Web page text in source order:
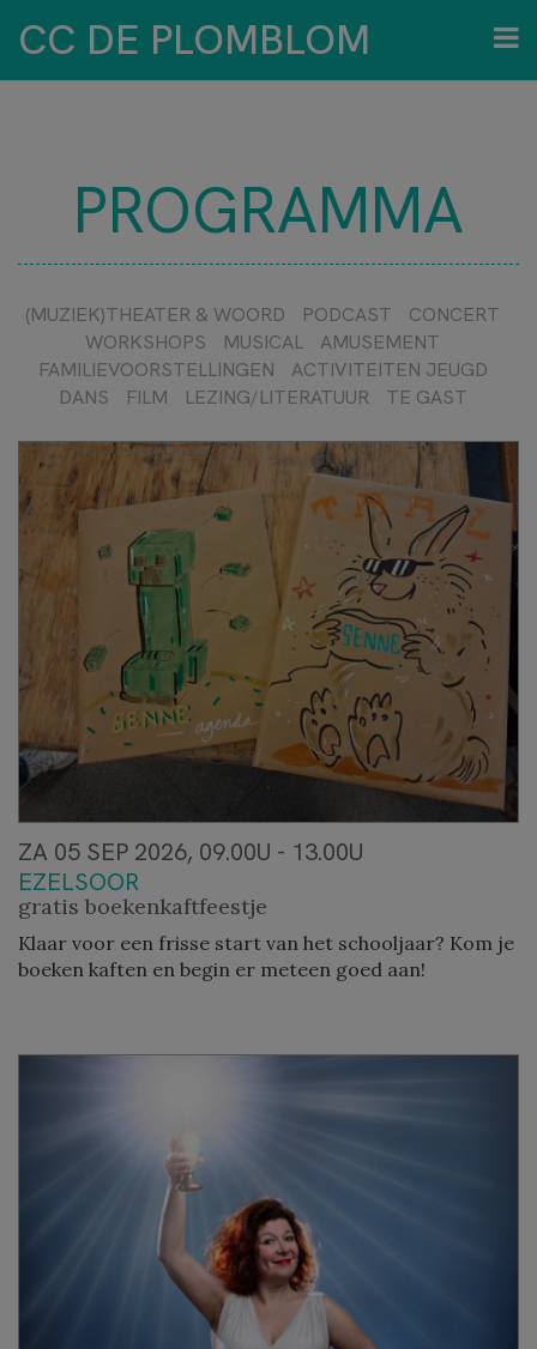
CC DE PLOMBLOM
PROGRAMMA
(MUZIEK)THEATER & WOORD PODCAST
CONCERT
WORKSHOPS
MUSICAL
AMUSEMENT
FAMILIEVOORSTELLINGEN
ACTIVITEITEN JEUGD
DANS
FILM LEZING/LITERATUUR TE GAST
ZA 05 SEP 2026, 09.00U - 13.00U
EZELSOOR
gratis boekenkaftfeestje
Klaar voor een frisse start van het schooljaar? Kom je
boeken kaften en begin er meteen goed aan!